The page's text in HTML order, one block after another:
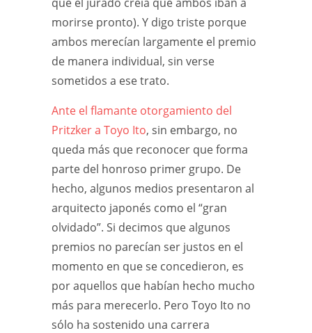
morirse pronto). Y digo triste porque
ambos merecían largamente el premio
de manera individual, sin verse
sometidos a ese trato.
Ante el flamante otorgamiento del
Pritzker a Toyo Ito, sin embargo, no
queda más que reconocer que forma
parte del honroso primer grupo. De
hecho, algunos medios presentaron al
arquitecto japonés como el “gran
olvidado”. Si decimos que algunos
premios no parecían ser justos en el
momento en que se concedieron, es
por aquellos que habían hecho mucho
más para merecerlo. Pero Toyo Ito no
sólo ha sostenido una carrera